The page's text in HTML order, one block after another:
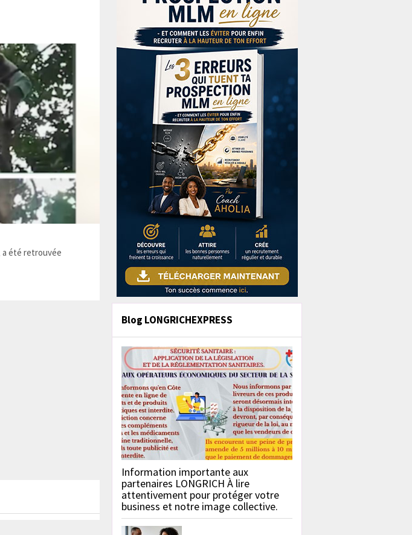
a été retrouvée
Blog LONGRICHEXPRESS
Information importante aux
partenaires LONGRICH À lire
attentivement pour protéger votre
business et notre image collective.